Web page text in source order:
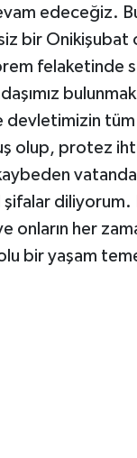
edeceğiz.
bir Onikişubat
felaketinde
tüm
olup, protez
şifalar
onların her
bir yaşam